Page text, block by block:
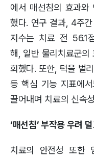
에서 매선침의 효과와
했다. 연구 결과, 4주
지수는 치료 전 56.1
해, 일반 물리치료군
회했다. 또한, 턱을 벌
등 핵심 기능 지표에
끌어내며 치료의 신속
‘매선침’ 부작용 우려
치료의 안전성 또한